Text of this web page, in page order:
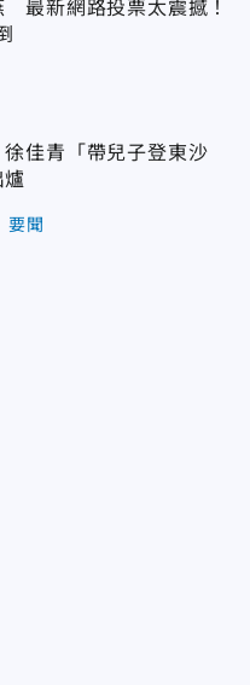
最新網路投票太震撼！
佳青「帶兒子登東沙
要聞